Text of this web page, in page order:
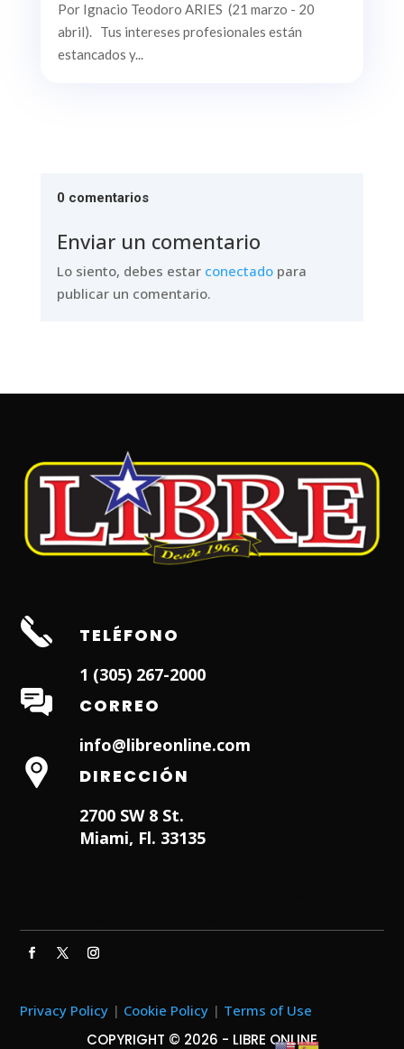
Por Ignacio Teodoro ARIES (21 marzo - 20
abril). Tus intereses profesionales están
estancados y...
0 comentarios
Enviar un comentario
Lo siento, debes estar conectadopara
publicar un comentario.
TELÉFONO
1 (305) 267-2000
CORREO
info@libreonline.com
DIRECCIÓN
2700 SW 8 St.
Miami, Fl. 33135
Privacy Policy | Cookie Policy | Terms of Use
COPYRIGHT © 2026 - LIBRE ONLINE